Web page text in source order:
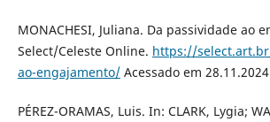
MONACHESI, Juliana. Da passividade ao
Select/Celeste Online. https://
ao-engajamento/Acessado em
PÉREZ-ORAMAS, Luis. In: CLARK, Lygia;